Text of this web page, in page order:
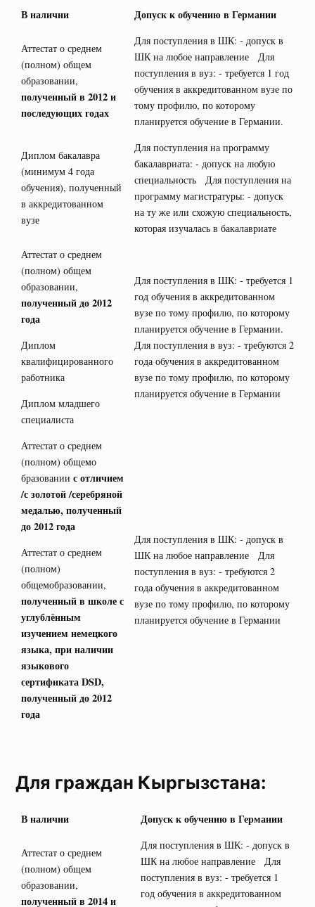
В наличии Допуск к обучению в Германии
Аттестат о среднем
(полном) общем
образовании,
полученный в 2012 и
последующих годах
Для поступления в ШК: - допуск в
ШК на любое направление Для
поступления в вуз: - требуется 1 год
обучения в аккредитованном вузе по
тому профилю, по которому
планируется обучение в Германии.
Диплом бакалавра
(минимум 4 года
обучения), полученный
в аккредитованном
вузе
Для поступления на программу
бакалавриата: - допуск на любую
специальность Для поступления на
программу магистратуры: - допуск
на ту же или схожую специальность,
которая изучалась в бакалавриате
Аттестат о среднем
(полном) общем
образовании,
полученный до 2012
года
Для поступления в ШК: - требуется 1
год обучения в аккредитованном
вузе по тому профилю, по которому
планируется обучение в Германии.
Для поступления в вуз: - требуются 2
года обучения в аккредитованном
вузе по тому профилю, по которому
планируется обучение в Германии
Диплом
квалифицированного
работника
Диплом младшего
специалиста
Аттестат о среднем
(полном) общемо
бразовании с отличием
/с золотой /серебряной
медалью, полученный
до 2012 года
Для поступления в ШК: - допуск в
ШК на любое направление Для
поступления в вуз: - требуются 2
года обучения в аккредитованном
вузе по тому профилю, по которому
планируется обучение в Германии
Аттестат о среднем
(полном)
общемобразовании,
полученный в школе с
углублённым
изучением немецкого
языка, при наличии
языкового
сертификатаDSD,
полученный до 2012
года
Для граждан Кыргызстана:
В наличии Допуск к обучению в Германии
Аттестат о среднем
(полном) общем
образовании,
полученный в 2014 и
Для поступления в ШК: - допуск в
ШК на любое направление Для
поступления в вуз: - требуется 1
год обучения в аккредитованном